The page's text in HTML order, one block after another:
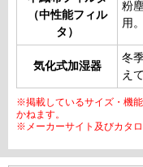
（中性能フィル
タ）
粉
用。
気化式加湿器
冬
え
※掲載しているサイズ・機
かねます。
※メーカーサイト及びカタ